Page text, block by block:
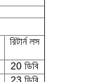
রিটার্ন লস
20 ডিবি